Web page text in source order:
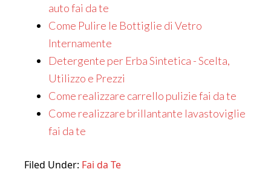
auto fai da te
Come Pulire le Bottiglie di Vetro
Internamente
Detergente per Erba Sintetica - Scelta,
Utilizzo e Prezzi
Come realizzare carrello pulizie fai da te
Come realizzare brillantante lavastoviglie
fai da te
Filed Under: Fai da Te